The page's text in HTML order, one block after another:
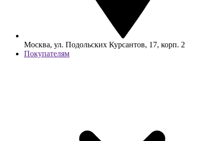
Москва, ул. Подольских Курсантов, 17, корп. 2
Покупателям